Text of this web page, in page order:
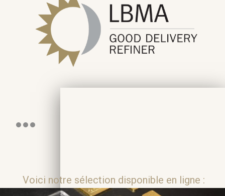
Voici notre sélection disponible en ligne :